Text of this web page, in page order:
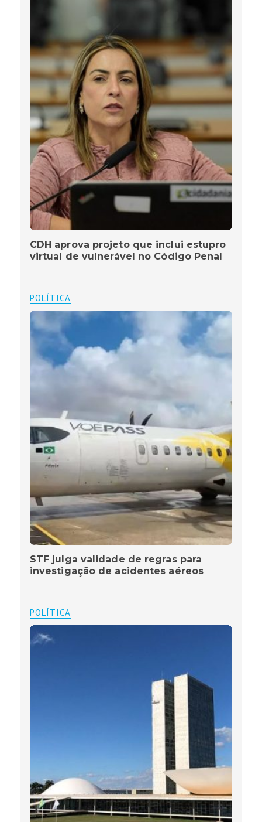
CDH aprova projeto que inclui estupro
virtual de vulnerável no Código Penal
POLÍTICA
STF julga validade de regras para
investigação de acidentes aéreos
POLÍTICA